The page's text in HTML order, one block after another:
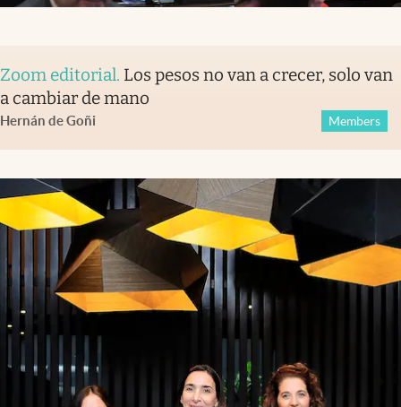
Zoom editorial. Los pesos no van a crecer, solo van
a cambiar de mano
Hernán de Goñi Members